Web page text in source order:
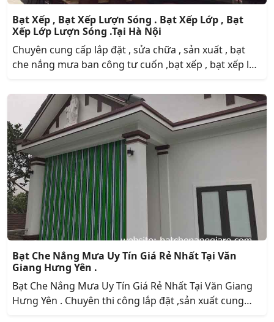
Bạt Xếp , Bạt Xếp Lượn Sóng . Bạt Xếp Lớp , Bạt
Xếp Lớp Lượn Sóng .Tại Hà Nội
Chuyên cung cấp lắp đặt , sửa chữa , sản xuất , bạt
che nắng mưa ban công tư cuốn ,bạt xếp , bạt xếp lớp
mưa , bạt che mưa , bạt che nắng tự cuốn , mái xếp ,
mái xếp lớp , xưởng sản xuất bạt che nắng .
Bạt Che Nắng Mưa Uy Tín Giá Rẻ Nhất Tại Văn
Giang Hưng Yên .
Bạt Che Nắng Mưa Uy Tín Giá Rẻ Nhất Tại Văn Giang
Hưng Yên . Chuyên thi công lắp đặt ,sản xuất cung